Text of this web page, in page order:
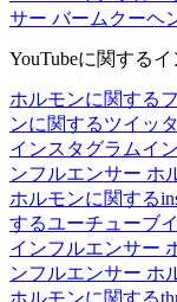
サー バームクーヘ
YouTubeに関する
ホルモンに関する
ンに関するツイッ
インスタグラムイ
ンフルエンサー ホ
ホルモンに関する
するユーチューブ
インフルエンサー
ンフルエンサー ホ